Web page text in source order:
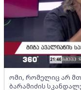
ომი, რომელიც არ
ბარამიძის